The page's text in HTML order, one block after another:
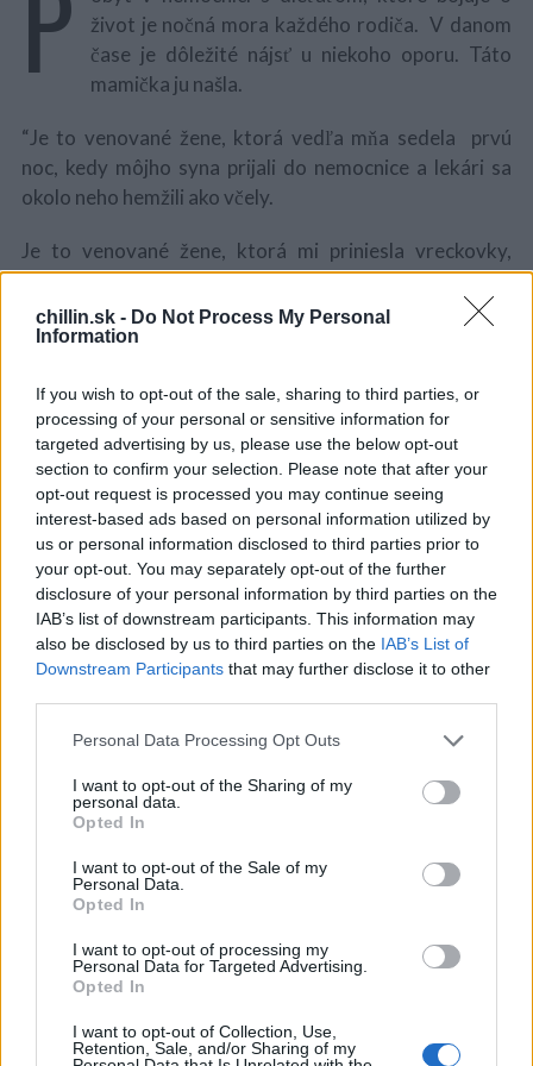
chillin.sk - Do Not Process My Personal
Information
If you wish to opt-out of the sale, sharing to third parties, or
processing of your personal or sensitive information for
targeted advertising by us, please use the below opt-out
section to confirm your selection. Please note that after your
opt-out request is processed you may continue seeing
interest-based ads based on personal information utilized by
us or personal information disclosed to third parties prior to
your opt-out. You may separately opt-out of the further
disclosure of your personal information by third parties on the
IAB’s list of downstream participants. This information may
also be disclosed by us to third parties on the IAB’s List of
Downstream Participants that may further disclose it to other
Personal Data Processing Opt Outs
I want to opt-out of the Sharing of my
personal data.
Opted In
I want to opt-out of the Sale of my
Personal Data.
Opted In
I want to opt-out of processing my
Personal Data for Targeted Advertising.
Opted In
I want to opt-out of Collection, Use,
Retention, Sale, and/or Sharing of my
život je nočná mora každého rodiča. V danom
čase je dôležité nájsť u niekoho oporu. Táto
mamička ju našla.
“Je to venované žene, ktorá vedľa mňa sedela prvú
noc, kedy môjho syna prijali do nemocnice a lekári sa
okolo neho hemžili ako včely.
Je to venované žene, ktorá mi priniesla vreckovky,
držala ma za ruku a podporovala ma. Bez nej by som
bola sama s modlitbami za život môjho syna.
náznaky podráždenosti z mojich neustálych otázok: Čo
to je? Na čo to je? Čo to znamená?
Je to venované žene, ktorá sa so mnou smiala. S ňou
som viedla prvú normálnu konverzáciu. Prvá ma
vypočula ako človeka, nie ako matku pacienta X. Ona mi
dala šancu vyrozprávať svoju minulosť ako nikomu
predtým a dokázala to, že sterilné nemocničné múry
boli menej chladné a mohla som sa cítiť takmer ako
doma.
Tá, ktorá videla trochu viac ako choré dieťa, hovorila o
jeho malinkých nožičkách a sladkom úsmeve. Videla
to vyznelo ako nereálne. Tá, ktorá mi dala nádej a
nedovolila mi rezignovať.
Je to venované žene, ktorá naňho hádzala vtipné tváre
a spievala mu pesničky. Nosila mu z iných miestností
obľúbené hračky a vždy vedela Charliemu vyčariť
úsmev na perách.
Je to venované žene, ktorá sa so mnou v ťažkých
chvíľach rozprávala. Po mnohých stretnutiach s
S
e
a
r
c
h
f
o
r
: